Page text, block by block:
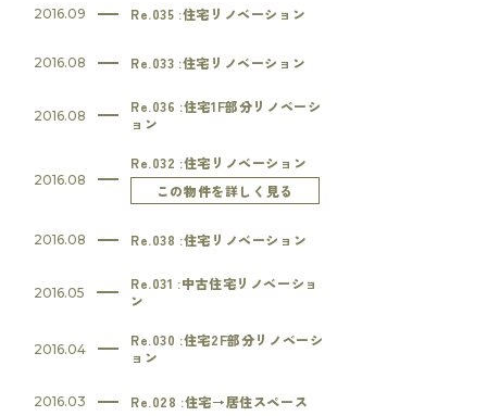
2016.09 Re.035 :住宅リノベーション
2016.08 Re.033 :住宅リノベーション
2016.08
Re.036 :住宅1F部分リノベーシ
ョン
2016.08
Re.032 :住宅リノベーション
この物件を詳しく見る
2016.08 Re.038 :住宅リノベーション
2016.05
Re.031 :中古住宅リノベーショ
ン
2016.04
Re.030 :住宅2F部分リノベーシ
ョン
2016.03 Re.028 :住宅→居住スペース